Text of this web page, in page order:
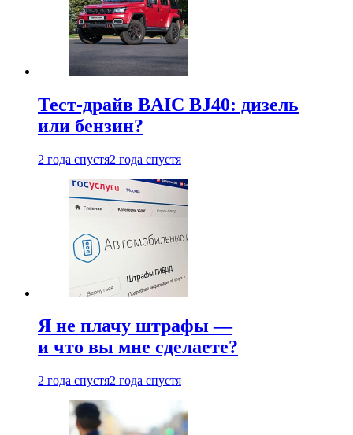
Тест-драйв BAIC BJ40: дизель
или бензин?
2 года спустя2 года спустя
Я не плачу штрафы —
и что вы мне сделаете?
2 года спустя2 года спустя